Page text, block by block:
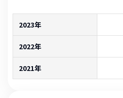
2023年
2022年
2021年